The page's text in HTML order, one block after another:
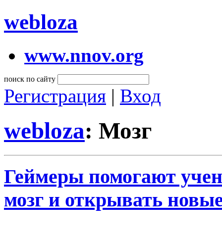
webloza
www.nnov.org
поиск по сайту
Регистрация | Вход
webloza: Мозг
Геймеры помогают
мозг и открывать